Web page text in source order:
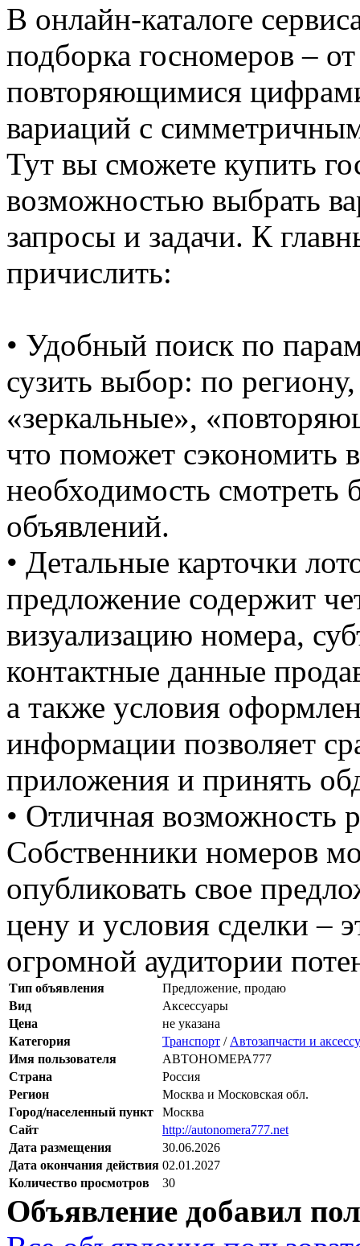
В онлайн-каталоге
подборка госномеров –
повторяющимися
вариаций с
Тут вы сможете купить
возможностью выбрать
запросы и задачи. К
причислить:
• Удобный поиск по
сузить выбор: по
«зеркальные»,
что поможет сэкономить
необходимость смотреть
объявлений.
• Детальные карточки
предложение содержит
визуализацию номера,
контактные данные
а также условия
информации позволяет
приложения и принять
• Отличная возможность
Собственники номеров
опубликовать свое
цену и условия сделки –
огромной аудитории
Тип объявления
Предложение, продаю
Вид
Аксессуары
Цена
не указана
Категория
Транспорт / Автозапчасти и
Имя пользователя
АВТОНОМЕРА777
Страна
Россия
Регион
Москва и Московская обл.
Город/населенный пункт
Москва
Сайт
http://autonomera777.net
Дата размещения
30.06.2026
Дата окончания действия 02.01.2027
Количество просмотров
30
Объявление добавил